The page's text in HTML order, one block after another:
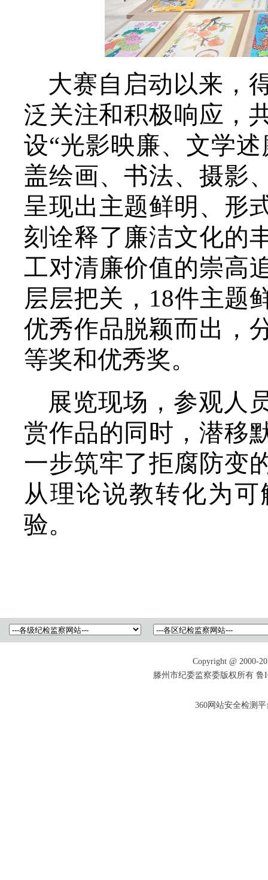
大赛自启动以来，
泛关注和积极响应，
设“光影映廉、文学
盖绘画、书法、摄影
呈现出主题鲜明、形
刻诠释了廉洁文化的
工对清廉价值的崇高
层层把关，18件主题
优秀作品脱颖而出，
等奖和优秀奖。
展览现场，参观人
赏作品的同时，潜移
一步筑牢了拒腐防变
从理论说教转化为
验。
Copyright @ 2000-
滕州市纪委监察委版权所有 鲁
360网站安全检测平